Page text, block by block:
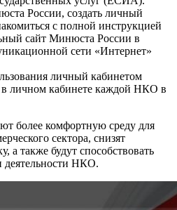
России, создать личный
с полной инструкцией
сайт Минюста России в
сети «Интернет»
личный кабинетом
в личном кабинете каждой НКО в
более комфортную среду для
сектора, снизят
а также будут способствовать
деятельности НКО.